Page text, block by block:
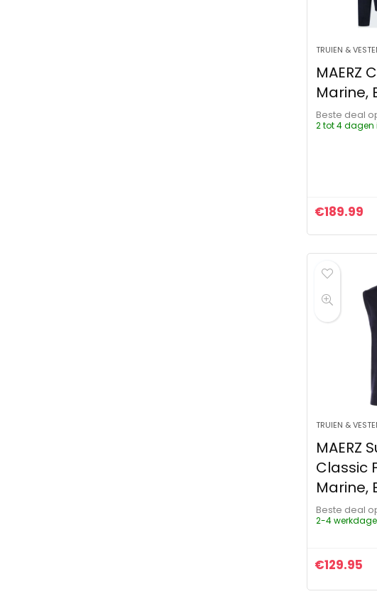
TRUIEN &
MAERZ
Marine,
Beste deal
2 tot 4 dagen
€189.99
TRUIEN &
MAERZ
Classic
Marine,
Beste deal
2-4
€129.95